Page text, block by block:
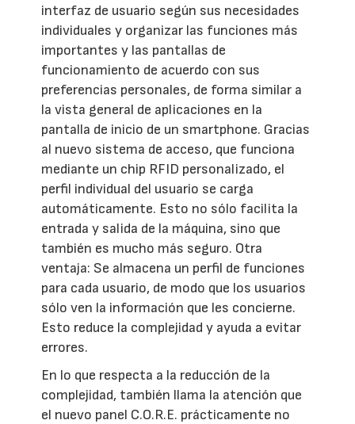
interfaz de usuario según sus necesidades
individuales y organizar las funciones más
importantes y las pantallas de
funcionamiento de acuerdo con sus
preferencias personales, de forma similar a
la vista general de aplicaciones en la
pantalla de inicio de un smartphone. Gracias
al nuevo sistema de acceso, que funciona
mediante un chip RFID personalizado, el
perfil individual del usuario se carga
automáticamente. Esto no sólo facilita la
entrada y salida de la máquina, sino que
también es mucho más seguro. Otra
ventaja: Se almacena un perfil de funciones
para cada usuario, de modo que los usuarios
sólo ven la información que les concierne.
Esto reduce la complejidad y ayuda a evitar
errores.
En lo que respecta a la reducción de la
complejidad, también llama la atención que
el nuevo panel C.O.R.E. prácticamente no